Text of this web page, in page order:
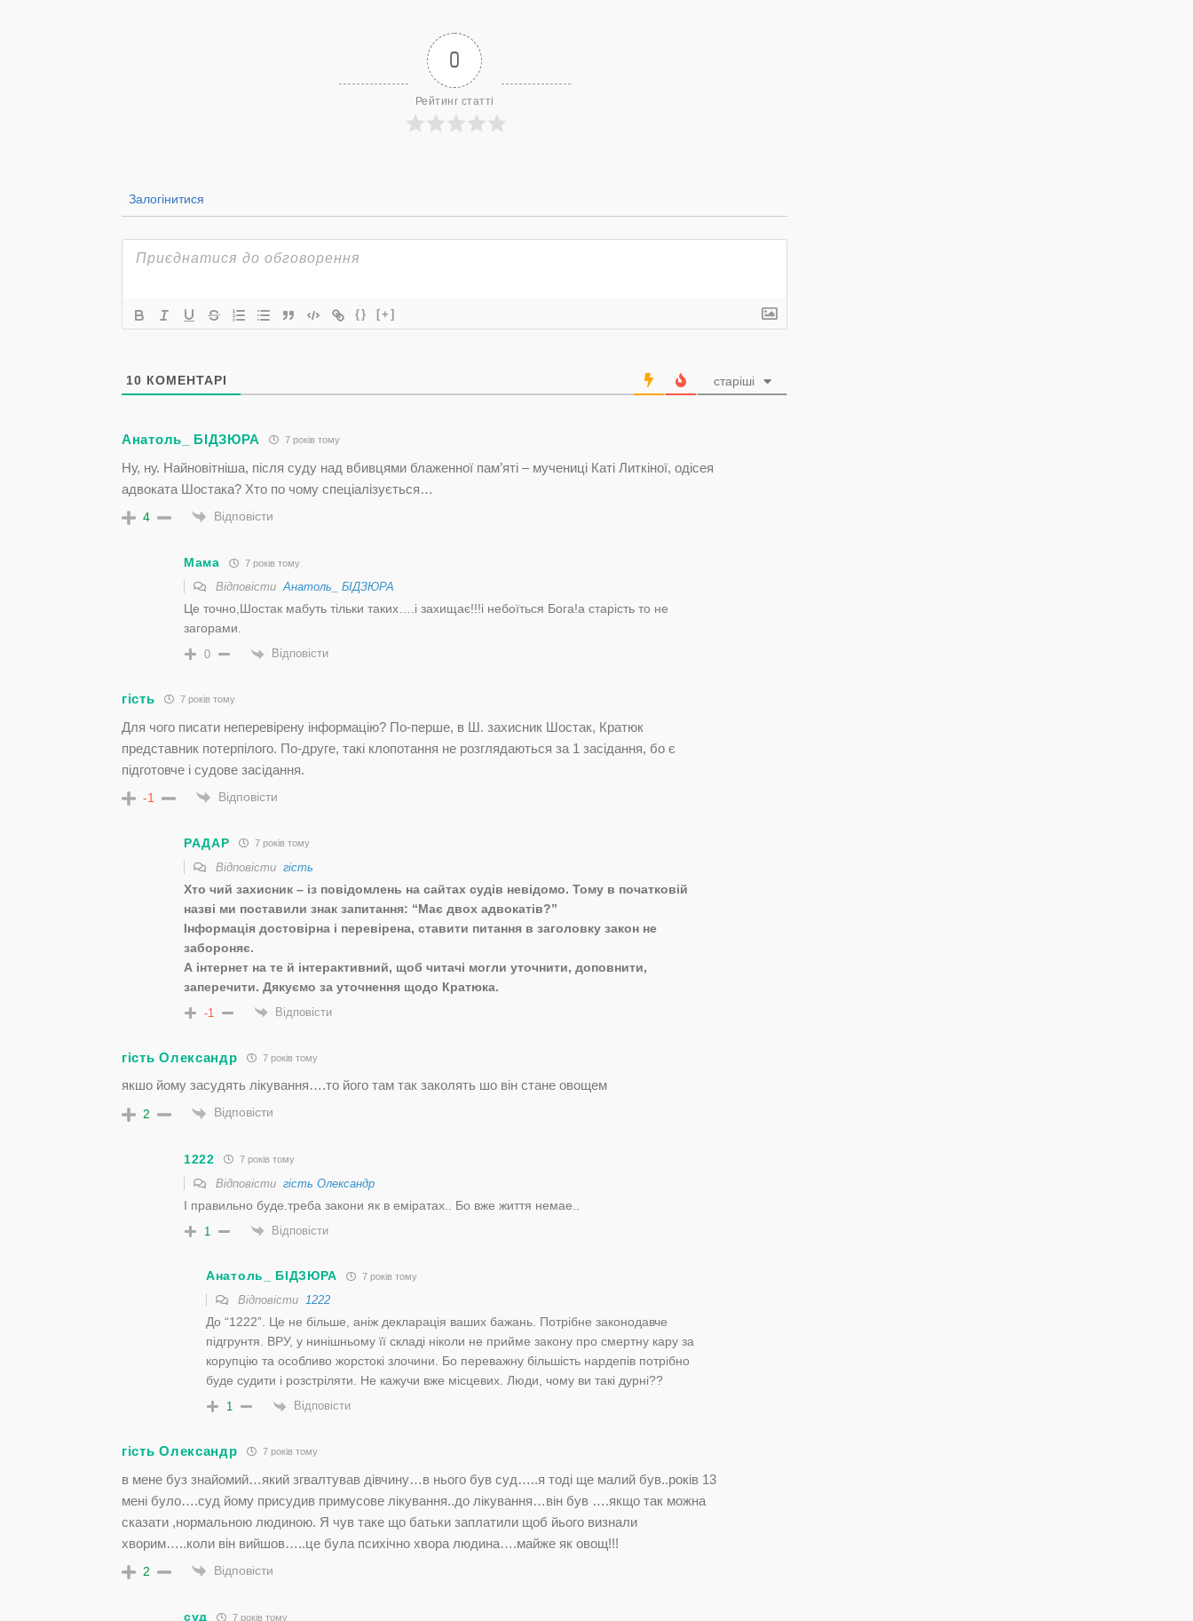
0
Рейтинг статті
Залогінитися
{} [+]
10 КОМЕНТАРІ старіші
Анатоль_ БІДЗЮРА 7 років тому
Ну, ну. Найновітніша, після суду над вбивцями блаженної пам’яті – мучениці Каті Литкіної, одісея
адвоката Шостака? Хто по чому спеціалізується…
4 Відповісти
Мама 7 років тому
ВідповістиАнатоль_ БІДЗЮРА
Це точно,Шостак мабуть тільки таких….і захищає!!!і небоїться Бога!а старість то не
загорами.
0 Відповісти
гість 7 років тому
Для чого писати неперевірену інформацію? По-перше, в Ш. захисник Шостак, Кратюк
представник потерпілого. По-друге, такі клопотання не розглядаються за 1 засідання, бо є
підготовче і судове засідання.
-1 Відповісти
РАДАР 7 років тому
Відповісти гість
Хто чий захисник – із повідомлень на сайтах судів невідомо. Тому в початковій
назві ми поставили знак запитання: “Має двох адвокатів?”
Інформація достовірна і перевірена, ставити питання в заголовку закон не
забороняє.
А інтернет на те й інтерактивний, щоб читачі могли уточнити, доповнити,
заперечити. Дякуємо за уточнення щодо Кратюка.
-1 Відповісти
гість Олександр 7 років тому
якшо йому засудять лікування….то його там так заколять шо він стане овощем
2 Відповісти
1222 7 років тому
Відповісти гість Олександр
І правильно буде.треба закони як в еміратах.. Бо вже життя немае..
1 Відповісти
Анатоль_ БІДЗЮРА 7 років тому
Відповісти 1222
До “1222”. Це не більше, аніж декларація ваших бажань. Потрібне законодавче
підгрунтя. ВРУ, у нинішньому її складі ніколи не прийме закону про смертну кару за
корупцію та особливо жорстокі злочини. Бо переважну більшість нардепів потрібно
буде судити і розстріляти. Не кажучи вже місцевих. Люди, чому ви такі дурні??
1 Відповісти
гість Олександр 7 років тому
в мене буз знайомий…який згвалтував дівчину…в нього був суд…..я тоді ще малий був..років 13
мені було….суд йому присудив примусове лікування..до лікування…він був ….якщо так можна
сказати ,нормальною людиною. Я чув таке що батьки заплатили щоб йього визнали
хворим…..коли він вийшов…..це була психічно хвора людина….майже як овощ!!!
2 Відповісти
суд 7 років тому